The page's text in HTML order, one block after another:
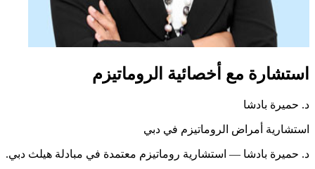
استشارة مع أخصائية الروماتيزم
د. حميرة بادشا
استشارية أمراض الروماتيزم في دبي
د. حميرة بادشا — استشارية روماتيزم معتمدة في مبادلة هيلث دبي.